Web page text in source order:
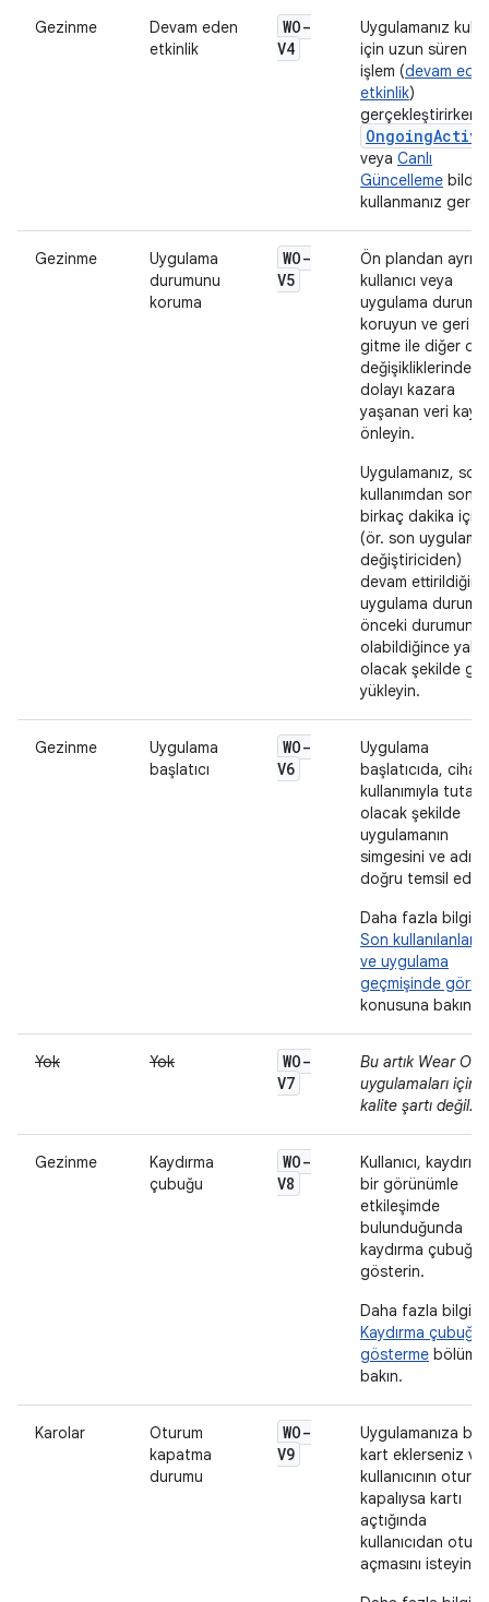
Gezinme
Devam eden
etkinlik
WO-
V4
Uygulamanız
için uzun süren bir
işlem (devam
etkinlik)
gerçekleştirirken
veya Canlı
Güncelleme
kullanmanız
Gezinme
Uygulama
durumunu
koruma
WO-
V5
Ön plandan
kullanıcı veya
uygulama
koruyun ve geri
gitme ile diğer
değişikliklerinden
dolayı kazara
yaşanan veri
önleyin.
Uygulamanız, son
kullanımdan
birkaç dakika
(ör. son uygulama
değiştiriciden)
devam
uygulama
önceki durumuna
olabildiğince yakın
olacak şekilde
yükleyin.
Gezinme
Uygulama
başlatıcı
WO-
V6
Uygulama
başlatıcıda, cihaz
kullanımıyla tutarlı
olacak şekilde
uygulamanın
simgesini ve adını
doğru temsil edin.
Daha fazla bilgi
Son
ve uygulama
geçmişinde
konusuna bakın.
Yok Yok
WO-
V7
Bu artık Wear OS
uygulamaları için
kalite şartı değil.
Gezinme
Kaydırma
çubuğu
WO-
V8
Kullanıcı,
bir görünümle
etkileşimde
bulunduğunda
kaydırma
gösterin.
Daha fazla bilgi
Kaydırma
gösterme
bakın.
Karolar
Oturum
kapatma
durumu
WO-
V9
Uygulamanıza bir
kart eklerseniz ve
kullanıcının
kapalıysa kartı
açtığında
kullanıcıdan
açmasını isteyin.